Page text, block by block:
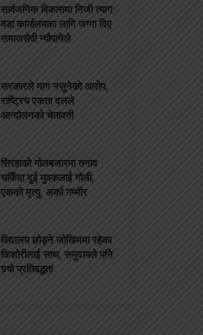
सार्वजनिक विकासमा निजी त्याग:
वडा कार्यालयका लागि जग्गा दिए
समाजसेवी न्यौपानेले
सरकारले माग नसुनेको आरोप,
राष्ट्रिय एकता दलले
आन्दोलनको चेतावनी
सिरहाको गोलबजारमा तनाव
चर्किँदा दुई युवकलाई गोली,
एकको मृत्यु, अर्का गम्भीर
विद्यालय छोड्ने जोखिममा रहेका
किशोरीलाई साथ, समुदायले पनि
गर्‍यो प्रतिबद्धता